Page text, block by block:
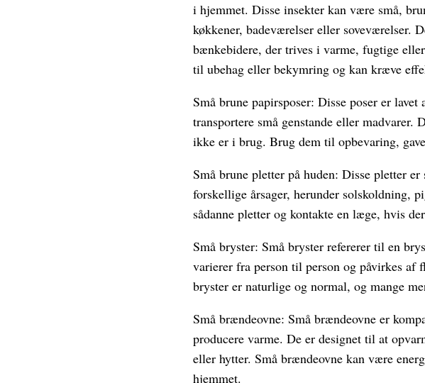
i hjemmet. Disse insekter kan være små,
køkkener, badeværelser eller soveværelser.
bænkebidere, der trives i varme, fugtige
til ubehag eller bekymring og kan kræve
Små brune papirsposer: Disse poser er
transportere små genstande eller madvarer.
ikke er i brug. Brug dem til opbevaring,
Små brune pletter på huden: Disse pletter
forskellige årsager, herunder solskoldning,
sådanne pletter og kontakte en læge, hvis
Små bryster: Små bryster refererer til en
varierer fra person til person og påvirkes af
bryster er naturlige og normal, og mange
Små brændeovne: Små brændeovne er
producere varme. De er designet til at
eller hytter. Små brændeovne kan være
hjemmet.